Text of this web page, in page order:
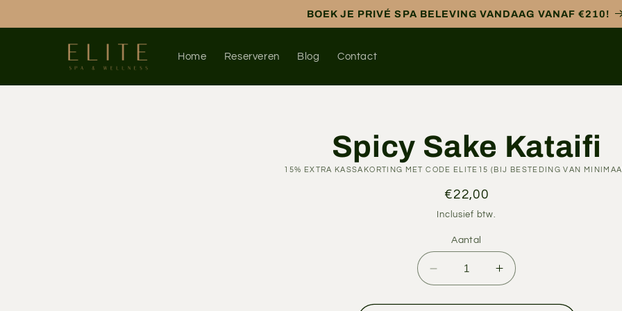
content
BOEK JE PRIVÉ SPA BELEVING VANDAAG VANAF €210!
Home Reserveren Blog Contact
Ga direct naar
productinformatieSpicy Sake Kataifi
15% EXTRA KASSAKORTING MET CODE ELITE15 (BIJ BESTEDING VAN
Normale
prijs
€22,00
Inclusief btw.
Aantal
Aantal
verlagen
voor
Aantal
verhogen
voor